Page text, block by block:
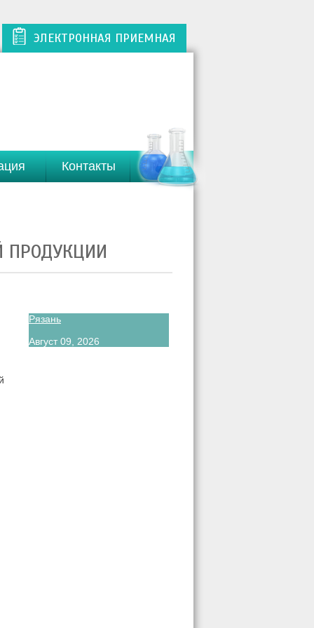
ЭЛЕКТРОННАЯ ПРИЕМНАЯ
Контакты
Рязань
Август 09, 2026